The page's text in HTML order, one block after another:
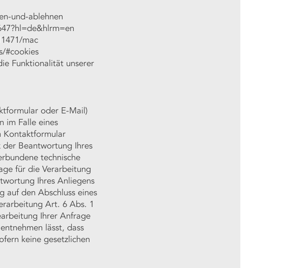
und-ablehnen
mac
#cookies
Funktionalität unserer
oder E-Mail)
im Falle eines
Kontaktformular
der Beantwortung Ihres
technische
für die Verarbeitung
Ihres Anliegens
den Abschluss eines
Art. 6 Abs. 1
Ihrer Anfrage
lässt, dass
keine gesetzlichen